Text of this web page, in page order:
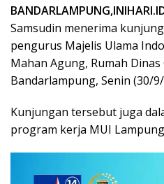
Samsudin menerima
pengurus Majelis Ulama
Mahan Agung, Rumah
Bandarlampung, Senin (30/
Kunjungan tersebut juga
program kerja MUI